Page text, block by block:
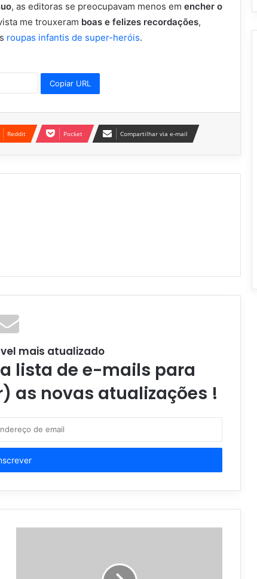
, as editoras se preocupavam menos em encher o
me trouxeram boas e felizes recordações,
roupas infantis de super-heróis.
Copiar URL
Reddit Pocket Compartilhar via e-mail
mais atualizado
lista de e-mails para
as novas atualizações !